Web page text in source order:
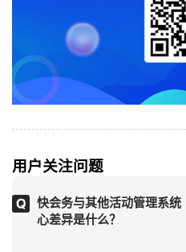
用户关注问题
快会务与其他活动管理系
心差异是什么？